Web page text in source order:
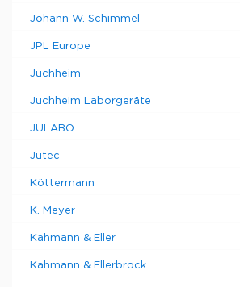
Johann W. Schimmel
JPL Europe
Juchheim
Juchheim Laborgeräte
JULABO
Jutec
Köttermann
K. Meyer
Kahmann & Eller
Kahmann & Ellerbrock